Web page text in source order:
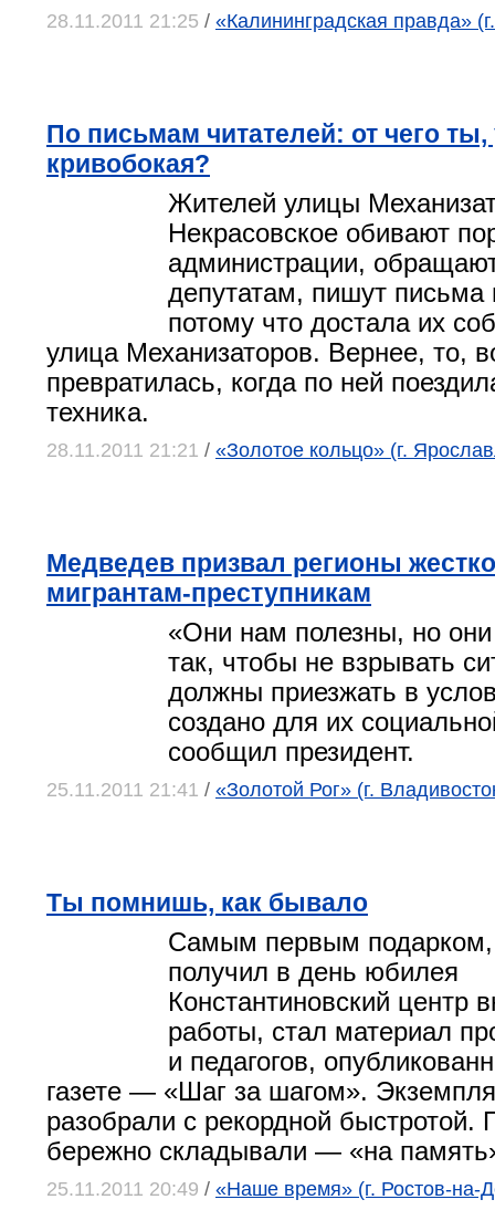
28.11.2011 21:25 / «Калининградская правда»
По письмам читателей: от чего ты,
кривобокая?
Жителей улицы
Некрасовское обивают
администрации,
депутатам, пишут письма
потому что достала их
улица Механизаторов. Вернее, то,
превратилась, когда по ней
техника.
28.11.2011 21:21 / «Золотое кольцо» (г.
Медведев призвал регионы
мигрантам-преступникам
«Они нам полезны, но
так, чтобы не взрывать
должны приезжать в
создано для их
сообщил президент.
25.11.2011 21:41 / «Золотой Рог» (г.
Ты помнишь, как бывало
Самым первым подарком,
получил в день юбилея
Константиновский центр
работы, стал материал
и педагогов,
газете — «Шаг за шагом».
разобрали с рекордной быстротой.
бережно складывали — «на
25.11.2011 20:49 / «Наше время» (г. Ростов-на-